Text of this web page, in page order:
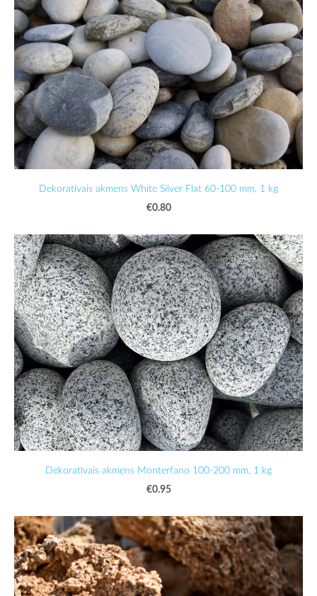
Dekoratīvais akmens White Silver Flat 60-100 mm, 1 kg
€0.80
Dekoratīvais akmens Monterfano 100-200 mm, 1 kg
€0.95